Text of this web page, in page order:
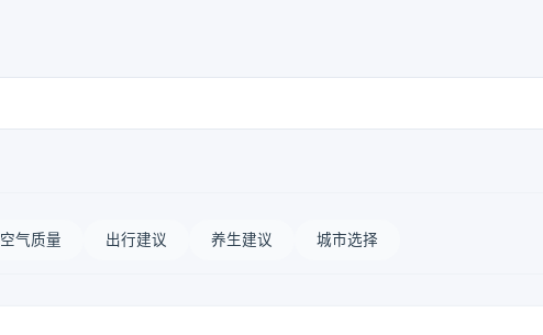
空气质量 出行建议 养生建议 城市选择